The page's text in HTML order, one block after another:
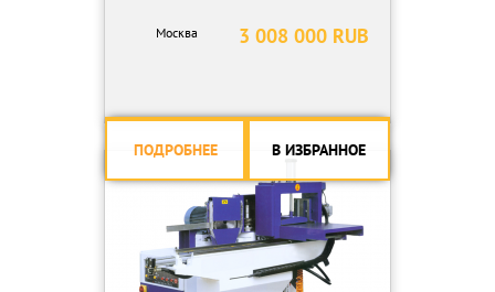
3 008 000 RUB
Москва
ПОДРОБНЕЕ В ИЗБРАННОЕ